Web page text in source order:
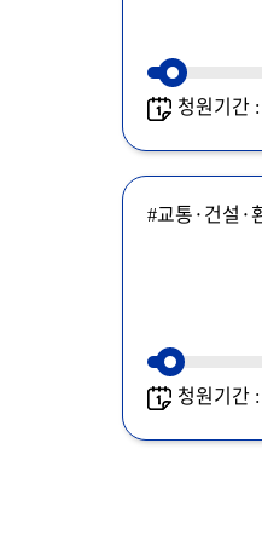
청원기간
#교통·건설·
청원기간